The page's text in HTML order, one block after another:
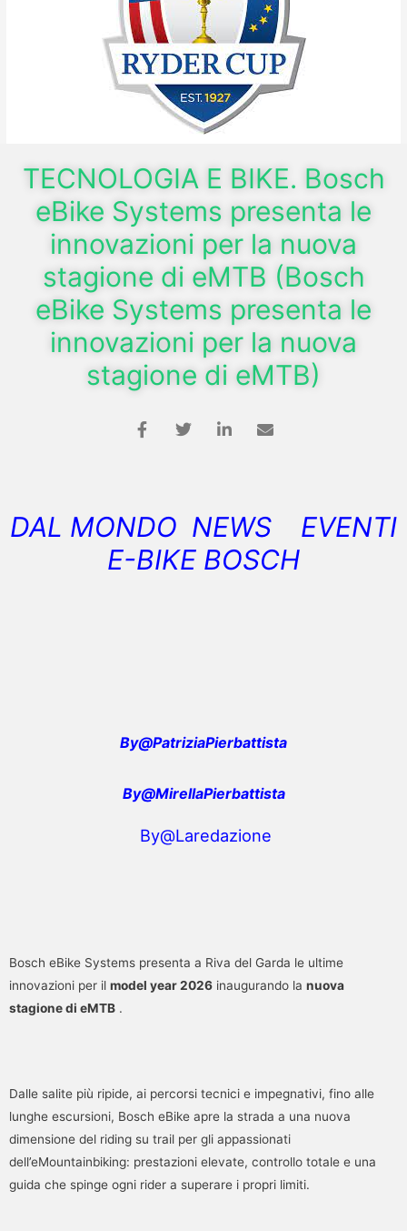
TECNOLOGIA E BIKE. Bosch
eBike Systems presenta le
innovazioni per la nuova
stagione di eMTB (Bosch
eBike Systems presenta le
innovazioni per la nuova
stagione di eMTB)
DAL MONDO NEWS EVENTI
E-BIKE BOSCH
By@PatriziaPierbattista
By@MirellaPierbattista
By@Laredazione
Bosch eBike Systems presenta a Riva del Garda le ultime
innovazioni per il model year 2026 inaugurando la nuova
stagione di eMTB .
Dalle salite più ripide, ai percorsi tecnici e impegnativi, fino alle
lunghe escursioni, Bosch eBike apre la strada a una nuova
dimensione del riding su trail per gli appassionati
dell’eMountainbiking: prestazioni elevate, controllo totale e una
guida che spinge ogni rider a superare i propri limiti.